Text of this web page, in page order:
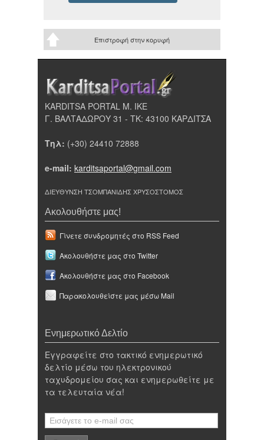
Επιστροφή στην κορυφή
KARDITSA PORTAL Μ. ΙΚΕ
Γ. ΒΑΛΤΑΔΩΡΟΥ 31 - ΤΚ: 43100 ΚΑΡΔΙΤΣΑ
Τηλ: (+30) 24410 72888
e-mail: karditsaportal@gmail.com
ΔΙΕΥΘΥΝΣΗ ΤΣΟΜΠΑΝΙΔΗΣ ΧΡΥΣΟΣΤΟΜΟΣ
Ακολουθήστε μας!
Γίνετε συνδρομητές στο RSS Feed
Ακολουθήστε μας στο Twitter
Ακολουθήστε μας στο Facebook
Παρακολουθείστε μας μέσω Mail
Ενημερωτικό Δελτίο
Εγγραφείτε στο τακτικό ενημερωτικό
δελτίο μέσω του ηλεκτρονικού
ταχυδρομείου σας και ενημερωθείτε με
τα τελευταία νέα!